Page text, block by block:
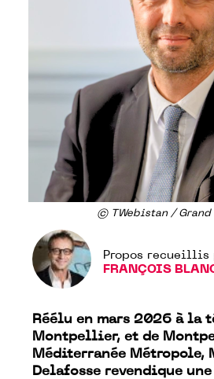
© TWebistan / Grand
Propos recueillis
FRANÇOIS
Réélu en mars 2026 à la
Montpellier, et de
Méditerranée Métropole,
Delafosse revendique